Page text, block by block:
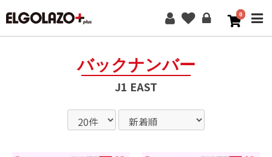
0
バックナンバー
J1 EAST